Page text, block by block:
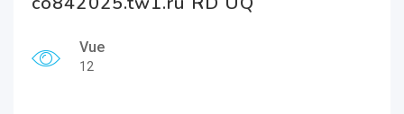
Vue
12